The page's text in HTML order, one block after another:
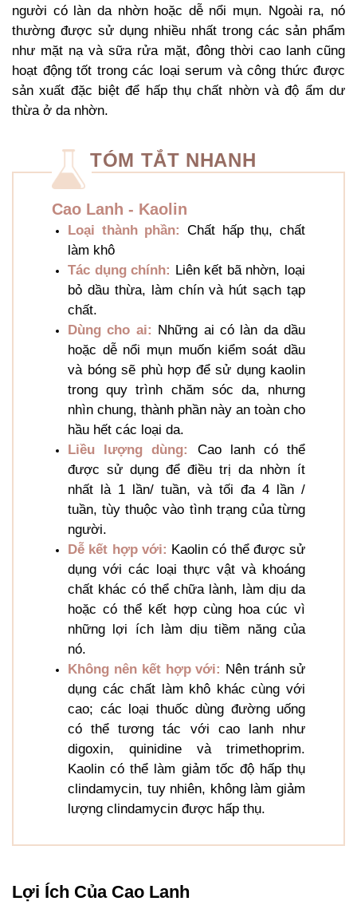
người có làn da nhờn hoặc dễ nổi mụn. Ngoài ra, nó
thường được sử dụng nhiều nhất trong các sản phẩm
như mặt nạ và sữa rửa mặt, đông thời cao lanh cũng
hoạt động tốt trong các loại serum và công thức được
sản xuất đặc biệt để hấp thụ chất nhờn và độ ẩm dư
thừa ở da nhờn.
TÓM TẮT NHANH
Cao Lanh - Kaolin
Loại thành phần: Chất hấp thụ, chất
làm khô
Tác dụng chính: Liên kết bã nhờn, loại
bỏ dầu thừa, làm chín và hút sạch tạp
chất.
Dùng cho ai: Những ai có làn da dầu
hoặc dễ nổi mụn muốn kiểm soát dầu
và bóng sẽ phù hợp để sử dụng kaolin
trong quy trình chăm sóc da, nhưng
nhìn chung, thành phần này an toàn cho
hầu hết các loại da.
Liều lượng dùng:
Cao lanh có thể
được sử dụng để điều trị da nhờn ít
nhất là 1 lần/ tuần, và tối đa 4 lần /
tuần, tùy thuộc vào tình trạng của từng
người.
Dễ kết hợp với: Kaolin có thể được sử
dụng với các loại thực vật và khoáng
chất khác có thể chữa lành, làm dịu da
hoặc có thể kết hợp cùng hoa cúc vì
những lợi ích làm dịu tiềm năng của
nó.
Không nên kết hợp với: Nên tránh sử
dụng các chất làm khô khác cùng với
cao; các loại thuốc dùng đường uống
có thể tương tác với cao lanh như
digoxin, quinidine và trimethoprim.
Kaolin có thể làm giảm tốc độ hấp thụ
clindamycin, tuy nhiên, không làm giảm
lượng clindamycin được hấp thụ.
Lợi Ích Của Cao Lanh